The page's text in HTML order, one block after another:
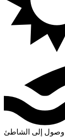
وصول إلى الشاطئ